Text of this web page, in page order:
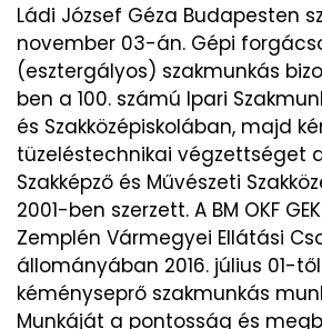
Ládi József Géza Budapesten
november 03-án. Gépi
(esztergályos) szakmunkás
ben a 100. számú Ipari
és Szakközépiskolában, majd
tüzeléstechnikai végzettséget
Szakképző és Művészeti
2001-ben szerzett. A BM OKF
Zemplén Vármegyei Ellátási
állományában 2016. július 01-
kéményseprő szakmunkás
Munkáját a pontosság és